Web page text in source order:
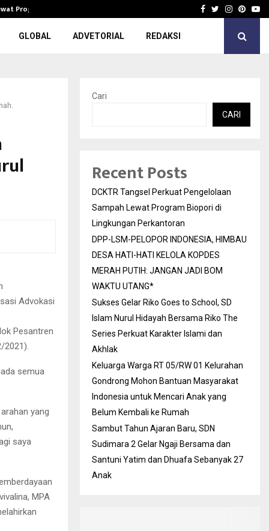
Program… DPP-LSM-PELOPOR INDONESIA,
Facebook
Twitter
GLOBAL ADVETORIAL REDAKSI
Advokasi
Pesantren
semua
yang
saya
MPA
Cari
CARI
Recent Posts
DCKTR Tangsel Perkuat Pengelolaan
Sampah Lewat Program Biopori di
Lingkungan Perkantoran
DPP-LSM-PELOPOR INDONESIA, HIMBAU
DESA HATI-HATI KELOLA KOPDES
MERAH PUTIH: JANGAN JADI BOM
WAKTU UTANG*
Sukses Gelar Riko Goes to School, SD
Islam Nurul Hidayah Bersama Riko The
Series Perkuat Karakter Islami dan
Akhlak
Keluarga Warga RT 05/RW 01 Kelurahan
Gondrong Mohon Bantuan Masyarakat
Indonesia untuk Mencari Anak yang
Belum Kembali ke Rumah
Sambut Tahun Ajaran Baru, SDN
Sudimara 2 Gelar Ngaji Bersama dan
Santuni Yatim dan Dhuafa Sebanyak 27
Anak